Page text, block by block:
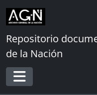
Skip to main content
Repositorio
de la Nación
Toggle navigation